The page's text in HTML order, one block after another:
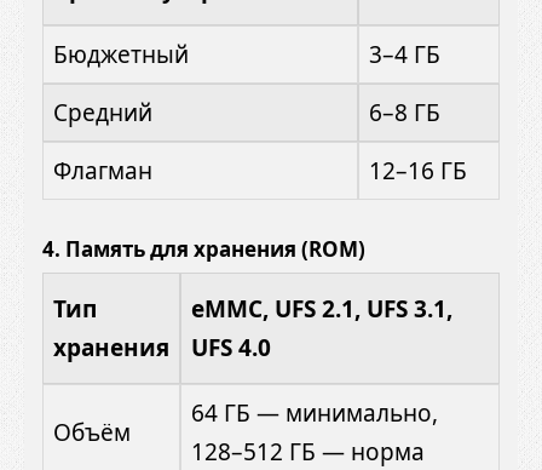
Бюджетный
3–4 ГБ
Средний
6–8 ГБ
Флагман
12–16 ГБ
4. Память для хранения (ROM)
Тип
хранения
eMMC, UFS 2.1, UFS 3.1,
UFS 4.0
Объём
64 ГБ — минимально,
128–512 ГБ — норма